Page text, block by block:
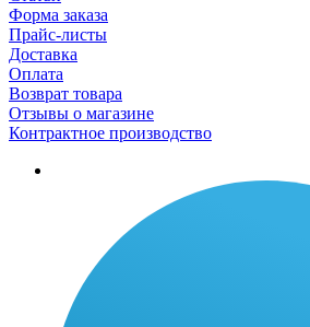
Форма заказа
Прайс-листы
Доставка
Оплата
Возврат товара
Отзывы о магазине
Контрактное производство